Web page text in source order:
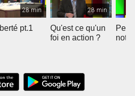
28 min
pt.1
28 min
Qu'est ce qu'un
foi en action ?